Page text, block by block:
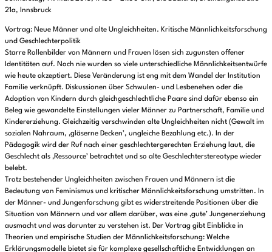
21a, Innsbruck
Vortrag: Neue Männer und alte Ungleichheiten. Kritische Männlichkeitsforschung
und Geschlechterpolitik
Starre Rollenbilder von Männern und Frauen lösen sich zugunsten offener
Identitäten auf. Noch nie wurden so viele unterschiedliche Männlichkeitsentwürfe
wie heute akzeptiert. Diese Veränderung ist eng mit dem Wandel der Institution
Familie verknüpft. Diskussionen über Schwulen- und Lesbenehen oder die
Adoption von Kindern durch gleichgeschlechtliche Paare sind dafür ebenso ein
Beleg wie gewandelte Einstellungen vieler Männer zu Partnerschaft, Familie und
Kindererziehung. Gleichzeitig verschwinden alte Ungleichheiten nicht (Gewalt im
sozialen Nahraum, ‚gläserne Decken’, ungleiche Bezahlung etc.). In der
Pädagogik wird der Ruf nach einer geschlechtergerechten Erziehung laut, die
Geschlecht als ‚Ressource’ betrachtet und so alte Geschlechterstereotype wieder
belebt.
Trotz bestehender Ungleichheiten zwischen Frauen und Männern ist die
Bedeutung von Feminismus und kritischer Männlichkeitsforschung umstritten. In
der Männer- und Jungenforschung gibt es widerstreitende Positionen über die
Situation von Männern und vor allem darüber, was eine ‚gute’ Jungenerziehung
ausmacht und was darunter zu verstehen ist. Der Vortrag gibt Einblicke in
Theorien und empirische Studien der Männlichkeitsforschung: Welche
Erklärungsmodelle bietet sie für komplexe gesellschaftliche Entwicklungen an